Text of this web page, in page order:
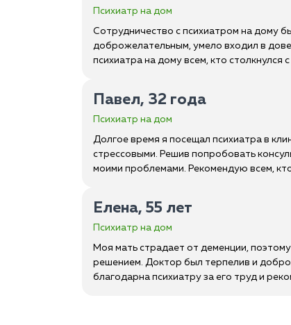
Психиатр на дом
Сотрудничество с психиатром на дому
доброжелательным, умело входил в
психиатра на дому всем, кто
Павел, 32 года
Психиатр на дом
Долгое время я посещал психиатра в
стрессовыми. Решив попробовать
моими проблемами. Рекомендую всем,
Елена, 55 лет
Психиатр на дом
Моя мать страдает от деменции,
решением. Доктор был терпелив и
благодарна психиатру за его труд и